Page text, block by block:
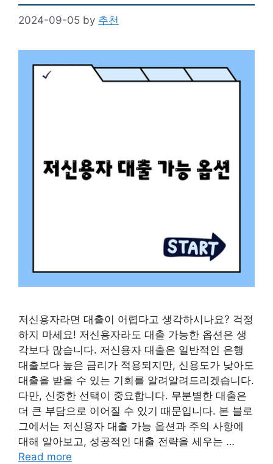
2024-09-05 by 추천
저신용자라면 대출이 어렵다고 생각하시나요? 걱정
하지 마세요! 저신용자라도 대출 가능한 옵션은 생
각보다 많습니다. 저신용자 대출은 일반적인 은행
대출보다 높은 금리가 적용되지만, 신용도가 낮아도
대출을 받을 수 있는 기회를 알려알려드리겠습니다.
다만, 신중한 선택이 중요합니다. 무분별한 대출은
더 큰 부담으로 이어질 수 있기 때문입니다. 본 블로
그에서는 저신용자 대출 가능 옵션과 주의 사항에
대해 알아보고, 성공적인 대출 전략을 세우는 …
Read more